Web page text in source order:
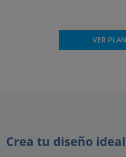
VER
Crea tu diseño ideal